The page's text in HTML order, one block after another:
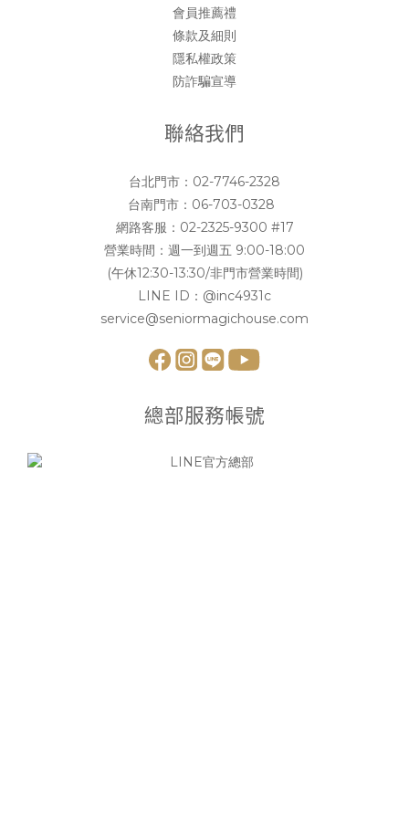
會員推薦禮
條款及細則
隱私權政策
防詐騙宣導
聯絡我們
台北門市： 02-7746-2328
台南門市： 06-703-0328
網路客服： 02-2325-9300 #17
營業時間：週一到週五 9:00-18:00
(午休12:30-13:30/非門市營業時間)
LINE ID： @inc4931c
service@seniormagichouse.com
總部服務帳號